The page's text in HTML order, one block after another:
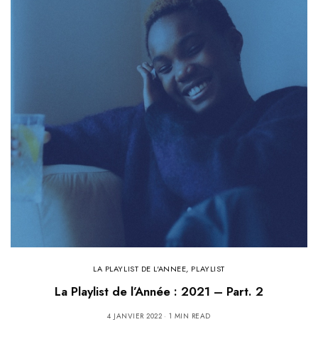
LA PLAYLIST DE L'ANNEE, PLAYLIST
La Playlist de l’Année : 2021 – Part. 2
4 JANVIER 2022 1 MIN READ